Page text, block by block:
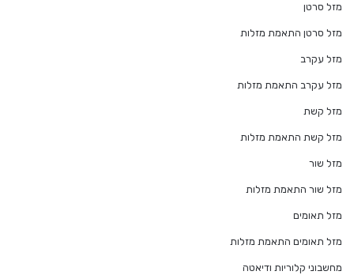
מזל סרטן
מזל סרטן התאמת מזלות
מזל עקרב
מזל עקרב התאמת מזלות
מזל קשת
מזל קשת התאמת מזלות
מזל שור
מזל שור התאמת מזלות
מזל תאומים
מזל תאומים התאמת מזלות
מחשבוני קלוריות ודיאטה